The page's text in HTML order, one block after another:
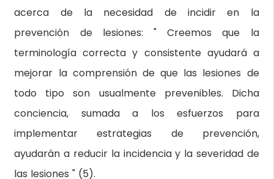
acerca de la necesidad de incidir en la
prevención de lesiones: " Creemos que la
terminología correcta y consistente ayudará a
mejorar la comprensión de que las lesiones de
todo tipo son usualmente prevenibles. Dicha
conciencia, sumada a los esfuerzos para
implementar estrategias de prevención,
ayudarán a reducir la incidencia y la severidad de
las lesiones " (5).